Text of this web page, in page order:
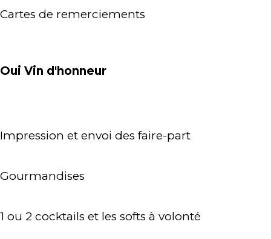
Cartes de remerciements
Oui Vin d'honneur
Impression et envoi des faire-part
Gourmandises
1 ou 2 cocktails et les softs à volonté